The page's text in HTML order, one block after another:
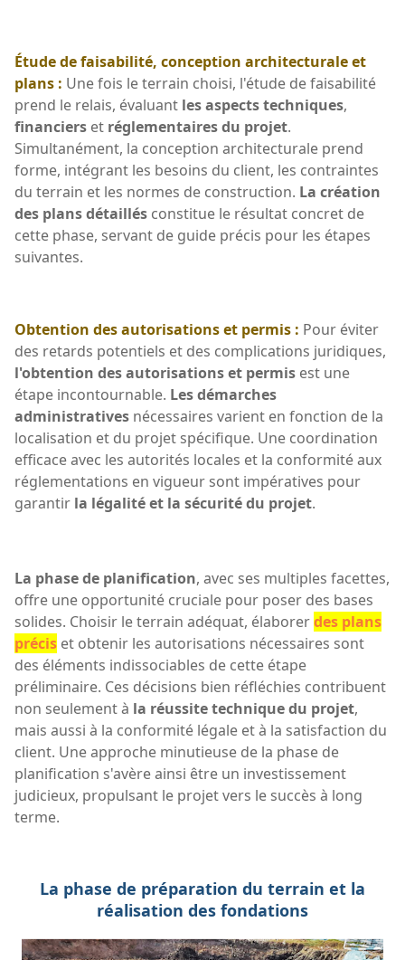
Étude de faisabilité, conception architecturale et
plans : Une fois le terrain choisi, l'étude de faisabilité
prend le relais, évaluant les aspects techniques,
financiers et réglementaires du projet.
Simultanément, la conception architecturale prend
forme, intégrant les besoins du client, les contraintes
du terrain et les normes de construction. La création
des plans détaillés constitue le résultat concret de
cette phase, servant de guide précis pour les étapes
suivantes.
Obtention des autorisations et permis : Pour éviter
des retards potentiels et des complications juridiques,
l'obtention des autorisations et permis est une
étape incontournable. Les démarches
administratives nécessaires varient en fonction de la
localisation et du projet spécifique. Une coordination
efficace avec les autorités locales et la conformité aux
réglementations en vigueur sont impératives pour
garantir la légalité et la sécurité du projet.
La phase de planification, avec ses multiples facettes,
offre une opportunité cruciale pour poser des bases
solides. Choisir le terrain adéquat, élaborerdes plans
précis et obtenir les autorisations nécessaires sont
des éléments indissociables de cette étape
préliminaire. Ces décisions bien réfléchies contribuent
non seulement à la réussite technique du projet,
mais aussi à la conformité légale et à la satisfaction du
client. Une approche minutieuse de la phase de
planification s'avère ainsi être un investissement
judicieux, propulsant le projet vers le succès à long
terme.
La phase de préparation du terrain et la
réalisation des fondations